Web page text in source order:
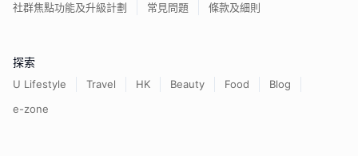
社群焦點功能及升級計劃
常見問題 條款及細則
探索
U Lifestyle Travel HK Beauty Food
Blog
e-zone